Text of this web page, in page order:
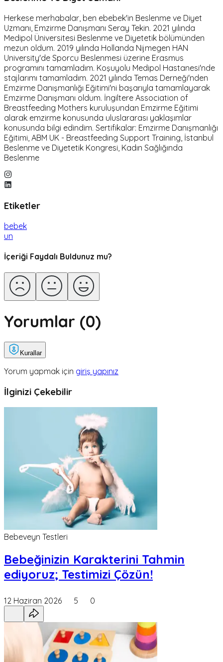
Herkese merhabalar, ben ebebek'in Beslenme ve Diyet
Uzmanı, Emzirme Danışmanı Seray Tekin. 2021 yılında
Medipol Üniversitesi Beslenme ve Diyetetik bölümünden
mezun oldum. 2019 yılında Hollanda Nijmegen HAN
University'de Sporcu Beslenmesi üzerine Erasmus
programını tamamladım. Koşuyolu Medipol Hastanesi'nde
stajlarımı tamamladım. 2021 yılında Temas Derneği'nden
Emzirme Danışmanlığı Eğitimi'ni başarıyla tamamlayarak
Emzirme Danışmanı oldum. İngiltere Association of
Breastfeeding Mothers kuruluşundan Emzirme Eğitimi
alarak emzirme konusunda uluslararası yaklaşımlar
konusunda bilgi edindim. Sertifikalar: Emzirme Danışmanlığı
Eğitimi, ABM UK - Breastfeeding Support Training, İstanbul
Beslenme ve Diyetetik Kongresi, Kadın Sağlığında
Beslenme
Etiketler
bebek
un
İçeriği Faydalı Buldunuz mu?
Yorumlar (0)
Kurallar
Yorum yapmak için giriş yapınız
İlginizi Çekebilir
Bebeveyn Testleri
Bebeğinizin Karakterini Tahmin
ediyoruz; Testimizi Çözün!
12 Haziran 2026 5 0